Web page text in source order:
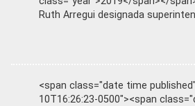
Ruth Arregui designada
<span class="date time
10T16:26:23-0500"><span